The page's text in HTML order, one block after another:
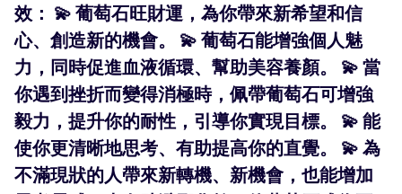
效： 💫 葡萄石旺財運，為你帶來新希望和信
心、創造新的機會。 💫 葡萄石能增強個人魅
力，同時促進血液循環、幫助美容養顏。 💫 當
你遇到挫折而變得消極時，佩帶葡萄石可增強
毅力，提升你的耐性，引導你實現目標。 💫 能
使你更清晰地思考、有助提高你的直覺。 💫 為
不滿現狀的人帶來新轉機、新機會，也能增加